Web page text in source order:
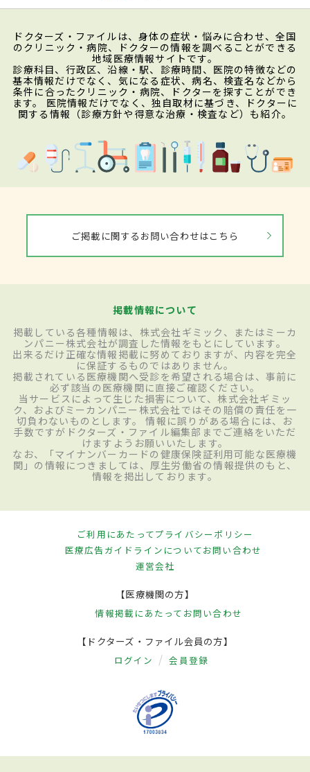
ドクターズ・ファイルは、身体の症状・悩みに合わせ、全国
のクリニック・病院、ドクターの情報を調べることができる
地域医療情報サイトです。
診療科目、行政区、沿線・駅、診療時間、医院の特徴などの
基本情報だけでなく、気になる症状、病名、検査名などから
条件に合ったクリニック・病院、ドクターを探すことができ
ます。 医院情報だけでなく、独自取材に基づき、ドクターに
関する情報（診療方針や得意な治療・検査など）も紹介。
ご掲載に関するお問い合わせはこちら
掲載情報について
掲載している各種情報は、株式会社ギミック、またはミーカ
ンパニー株式会社が調査した情報をもとにしています。
出来るだけ正確な情報掲載に努めておりますが、内容を完全
に保証するものではありません。
掲載されている医療機関へ受診を希望される場合は、事前に
必ず該当の医療機関に直接ご確認ください。
当サービスによって生じた損害について、株式会社ギミッ
ク、およびミーカンパニー株式会社ではその賠償の責任を一
切負わないものとします。 情報に誤りがある場合には、お
手数ですがドクターズ・ファイル編集部までご連絡をいただ
けますようお願いいたします。
なお、「マイナンバーカードの健康保険証利用可能な医療機
関」の情報につきましては、厚生労働省の情報提供のもと、
情報を掲出しております。
ご利用にあたってプライバシーポリシー
医療広告ガイドラインについてお問い合わせ
運営会社
【医療機関の方】
情報掲載にあたって お問い合わせ
【ドクターズ・ファイル会員の方】
ログイン 会員登録